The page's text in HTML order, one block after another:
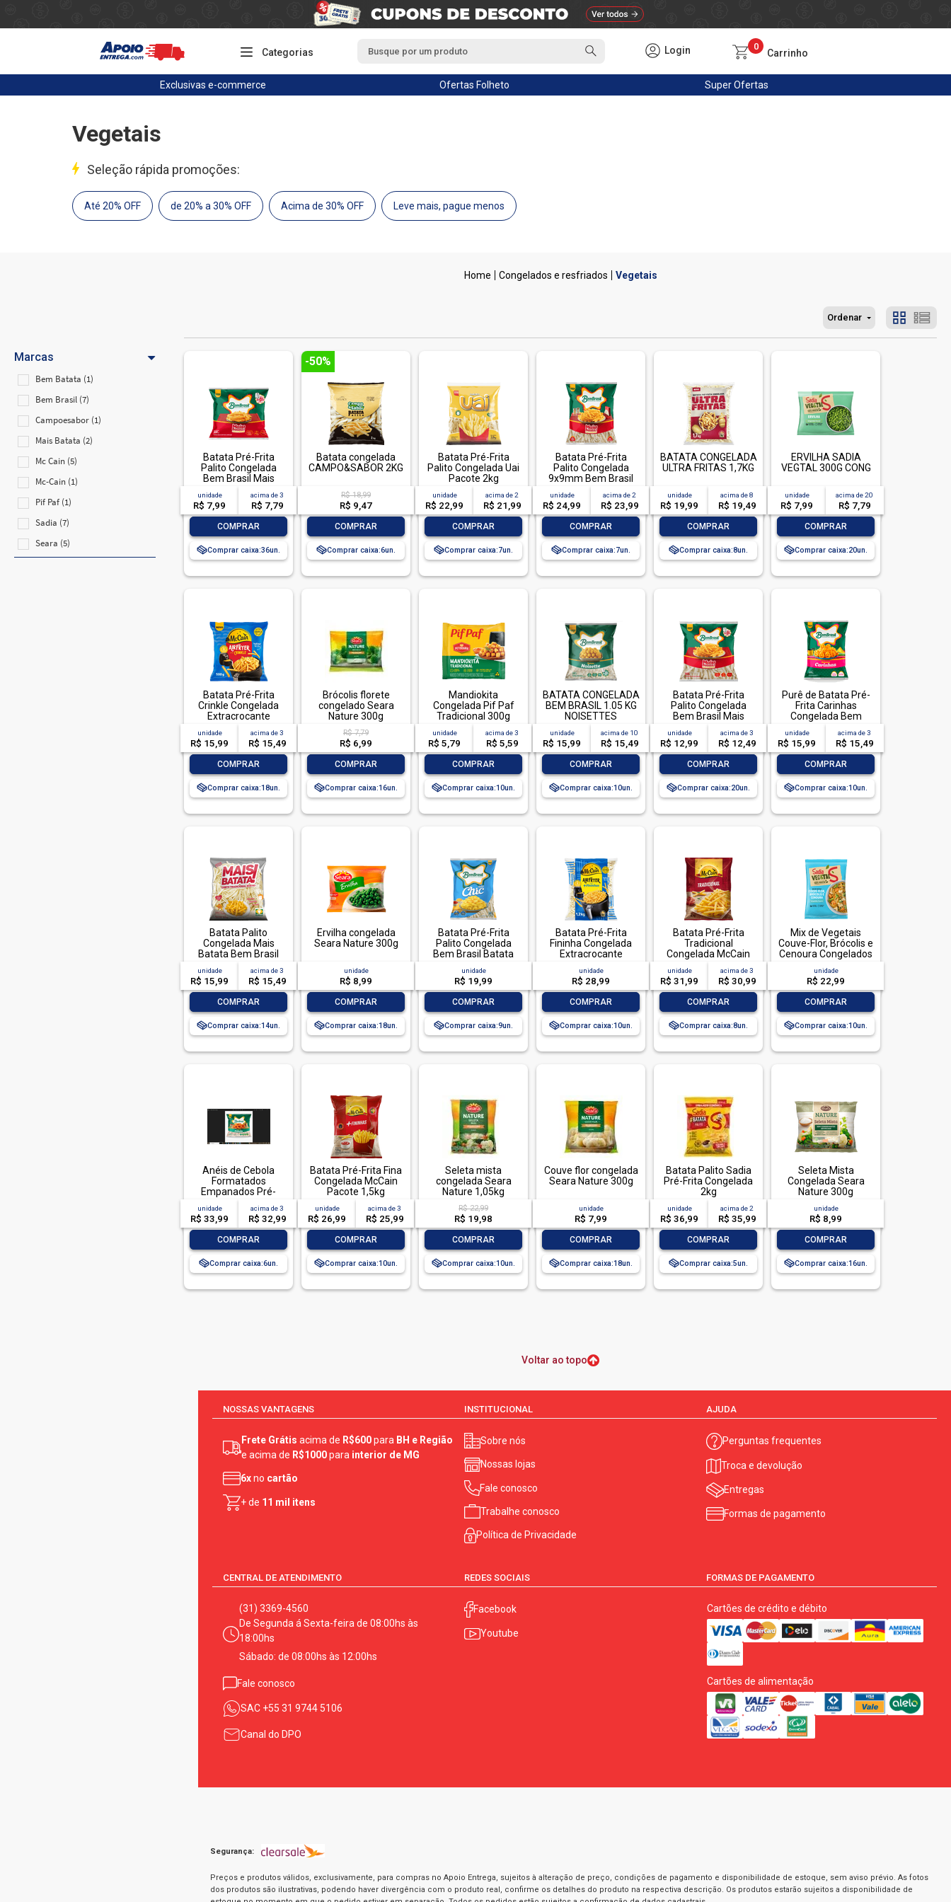
Categorias Login 0
Carrinho
Exclusivas e-commerce Ofertas Folheto SuperOfertas
Vegetais
Seleção rápida promoções:
Até 20% OFF de 20% a 30% OFF Acima de 30% OFF Leve mais, pague menos
Marcas
Bem Batata (1)
Bem Brasil (7)
Campoesabor (1)
Mais Batata (2)
Mc Cain (5)
Mc-Cain (1)
Pif Paf (1)
Sadia (7)
Seara (5)
Congelados e resfriados Vegetais
Ordenar
Batata Pré-Frita
Palito Congelada
Bem Brasil Mais
Batata! Pacote 400g
unidade
R$ 7,99
acima de3
R$ 7,79
COMPRAR
Comprar caixa:36
-50%
Batata congelada
CAMPO&SABOR 2KG
R$ 18,99
R$ 9,47
COMPRAR
Comprar caixa:6
Batata Pré-Frita
Palito Congelada Uai
Pacote 2kg
unidade
R$ 22,99
acima de2
R$ 21,99
COMPRAR
Comprar caixa:7
Batata Pré-Frita
Palito Congelada
9x9mm Bem Brasil
Mais Batata! Pacote
unidade
R$ 24,99
acima de2
R$ 23,99
COMPRAR
Comprar caixa:7
BATATA CONGELADA
ULTRA FRITAS 1,7KG
unidade
R$ 19,99
acima de8
R$ 19,49
COMPRAR
Comprar caixa:8
ERVILHA SADIA
VEGTAL 300G CONG
unidade
R$ 7,99
acima de20
R$ 7,79
COMPRAR
Comprar caixa:20
Batata Pré-Frita
Crinkle Congelada
Extracrocante
Clássica McCain
Pacote 500g
unidade
R$ 15,99
acima de3
R$ 15,49
COMPRAR
Comprar caixa:18
Brócolis florete
congelado Seara
Nature 300g
R$ 7,79
R$ 6,99
COMPRAR
Comprar caixa:16
Mandiokita
Congelada Pif Paf
Tradicional 300g
unidade
R$ 5,79
acima de3
R$ 5,59
COMPRAR
Comprar caixa:10
BATATA CONGELADA
BEM BRASIL 1.05 KG
NOISETTES
unidade
R$ 15,99
acima de 10
R$ 15,49
COMPRAR
Comprar caixa:10
Batata Pré-Frita
Palito Congelada
Bem Brasil Mais
Batata! Pacote 700g
unidade
R$ 12,99
acima de3
R$ 12,49
COMPRAR
Comprar caixa:20
Purê de Batata Pré-
Frita Carinhas
Congelada Bem
Brasil Pacote 1,05kg
unidade
R$ 15,99
acima de3
R$ 15,49
COMPRAR
Comprar caixa:10
Batata Palito
Congelada Mais
Batata Bem Brasil
1Kg
unidade
R$ 15,99
acima de3
R$ 15,49
COMPRAR
Comprar caixa:14
Ervilha congelada
Seara Nature 300g
unidade
R$ 8,99
COMPRAR
Comprar caixa:18
Batata Pré-Frita
Palito Congelada
Bem Brasil Batata
unidade
R$ 19,99
COMPRAR
Comprar caixa:9
Batata Pré-Frita
Fininha Congelada
Extracrocante
Pacote 1,2kg
unidade
R$ 28,99
COMPRAR
Comprar caixa:10
Batata Pré-Frita
Tradicional
Congelada McCain
Pacote 2kg
unidade
R$ 31,99
acima de3
R$ 30,99
COMPRAR
Comprar caixa:8
Mix de Vegetais
Couve-Flor, Brócolis e
Cenoura Congelados
Pacote 1,05kg
unidade
R$ 22,99
COMPRAR
Comprar caixa:10
Anéis de Cebola
Formatados
Empanados Pré-
Fritos Congelados
Bem Brasil Pacote
1,05kg
unidade
R$ 33,99
acima de3
R$ 32,99
COMPRAR
Comprar caixa:6
Batata Pré-Frita Fina
Congelada McCain
Pacote 1,5kg
unidade
R$ 26,99
acima de3
R$ 25,99
COMPRAR
Comprar caixa:10
Seleta mista
congelada Seara
Nature 1,05kg
R$ 22,99
R$ 19,98
COMPRAR
Comprar caixa:10
Couve flor congelada
Seara Nature 300g
unidade
R$ 7,99
COMPRAR
Comprar caixa:18
Batata Palito Sadia
Pré-Frita Congelada
2kg
unidade
R$ 36,99
acima de2
R$ 35,99
COMPRAR
Comprar caixa:5
Seleta Mista
Congelada Seara
Nature 300g
unidade
R$ 8,99
COMPRAR
Comprar caixa:16
Voltar ao topo
NOSSAS VANTAGENS
Frete Grátis acima de R$600para BH e Região
e acima de R$1000para interior de MG
6xno cartão
+ de 11 mil itens
INSTITUCIONAL
Sobre nós
Nossas lojas
Fale conosco
Trabalhe conosco
Política de Privacidade
AJUDA
Perguntas frequentes
Troca e devolução
Entregas
Formas de pagamento
CENTRAL DE ATENDIMENTO
(31) 3369-4560
De Segunda á Sexta-feira de 08:00hs às
18:00hs
Sábado: de 08:00hs às 12:00hs
Fale conosco
SAC +55 31 9744 5106
Canal do DPO
REDES SOCIAIS
Facebook
Youtube
FORMAS DE PAGAMENTO
Cartões de crédito e débito
Cartões de alimentação
Segurança:
Preços e produtos válidos, exclusivamente, para compras no Apoio Entrega, sujeitos à alteração de preço, condições de pagamento e disponibilidade de estoque, sem aviso prévio. As fotos
dos produtos são ilustrativas, podendo haver divergência com o produto real, confirme os detalhes do produto na respectiva descrição. Os produtos estarão sujeitos a disponibilidade de